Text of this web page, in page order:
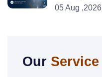
05 Aug ,2026
Our Service